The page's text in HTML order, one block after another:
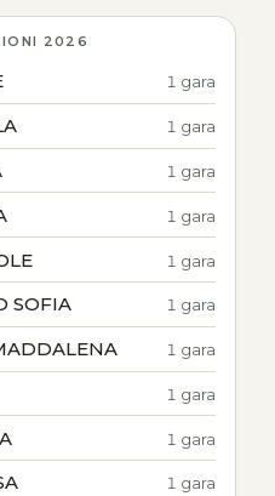
2026
1 gara
1 gara
1 gara
1 gara
1 gara
SOFIA 1 gara
1 gara
1 gara
1 gara
1 gara